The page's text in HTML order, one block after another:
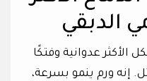
الدبقي
الأكثر عدوانية وفتكًا
إنه ورم ينمو بسرعة،